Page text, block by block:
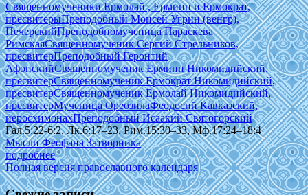
Священномученики Ермолай , Ермипп и Ермократ,
пресвитерыПреподобный Моисей Угрин (венгр),
ПечерскийПреподобномученица Параскева
РимскаяСвященномученик Сергий Стрельников,
пресвитерПреподобный Геронтий
АфонскийСвященномученик Ермипп Никомидийский,
пресвитерСвященномученик Ермократ Никомидийский,
пресвитерСвященномученик Ермолай Никомидийский,
пресвитерМученица ОреозилаФеодосий Кавказский,
иеросхимонахПреподобный Исаакий Святогорский
Гал.5:22-6:2, Лк.6:17–23, Рим.15:30–33, Мф.17:24–18:4
Мысли Феофана Затворника
подробнее
Полная версия православного календаря